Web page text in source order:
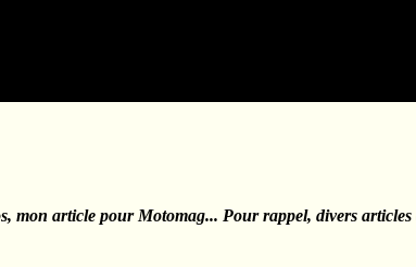
mon article pour Motomag... Pour rappel, divers articles